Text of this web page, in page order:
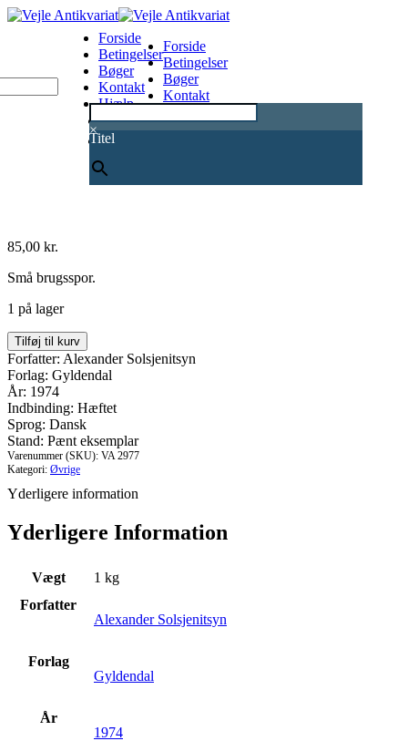
×
Titel
Forside
Betingelser
Bøger
Kontakt
Hjælp
0
Forside
Betingelser
Bøger
Kontakt
85,00 kr.
Små brugsspor.
1 på lager
Gulag
øhavet.
Bind
2
antal
Tilføj til kurv
Forfatter: Alexander Solsjenitsyn
Forlag: Gyldendal
År: 1974
Indbinding: Hæftet
Sprog: Dansk
Stand: Pænt eksemplar
Varenummer (SKU): VA 2977
Kategori: Øvrige
Yderligere information
Yderligere Information
Vægt
1 kg
Forfatter
Alexander Solsjenitsyn
Forlag
Gyldendal
År
1974